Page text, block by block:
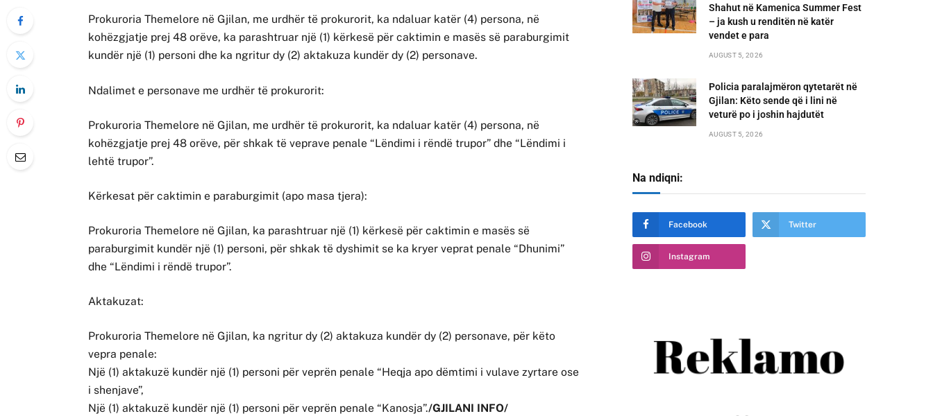
Prokuroria Themelore në Gjilan, me urdhër të prokurorit, ka ndaluar katër (4) persona, në
kohëzgjatje prej 48 orëve, ka parashtruar një (1) kërkesë për caktimin e masës së paraburgimit
kundër një (1) personi dhe ka ngritur dy (2) aktakuza kundër dy (2) personave.
Ndalimet e personave me urdhër të prokurorit:
Prokuroria Themelore në Gjilan, me urdhër të prokurorit, ka ndaluar katër (4) persona, në
kohëzgjatje prej 48 orëve, për shkak të veprave penale “Lëndimi i rëndë trupor” dhe “Lëndimi i
lehtë trupor”.
Kërkesat për caktimin e paraburgimit (apo masa tjera):
Prokuroria Themelore në Gjilan, ka parashtruar një (1) kërkesë për caktimin e masës së
paraburgimit kundër një (1) personi, për shkak të dyshimit se ka kryer veprat penale “Dhunimi”
dhe “Lëndimi i rëndë trupor”.
Aktakuzat:
Prokuroria Themelore në Gjilan, ka ngritur dy (2) aktakuza kundër dy (2) personave, për këto
vepra penale:
Një (1) aktakuzë kundër një (1) personi për veprën penale “Heqja apo dëmtimi i vulave zyrtare ose
i shenjave”,
Një (1) aktakuzë kundër një (1) personi për veprën penale “Kanosja”./GJILANI INFO/
Shahut në Kamenica Summer Fest
– ja kush u renditën në katër
vendet e para
AUGUST 5, 2026
Policia paralajmëron qytetarët në
Gjilan: Këto sende që i lini në
veturë po i joshin hajdutët
AUGUST 5, 2026
Na ndiqni:
Facebook Twitter
Instagram